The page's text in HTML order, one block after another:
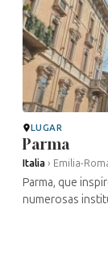
LUGAR
Parma
Italia › Emilia-
Parma, que
numerosas